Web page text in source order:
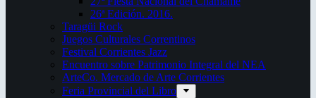
26ª Edición. 2016.
Taragüi Rock
Juegos Culturales Correntinos
Festival Corrientes Jazz
Encuentro sobre Patrimonio Integral del NEA
ArteCo. Mercado de Arte Corrientes
Feria Provincial del Libro